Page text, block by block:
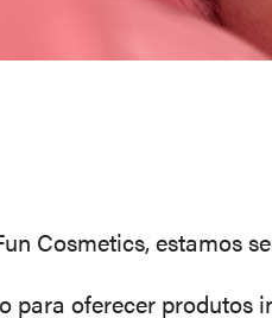
Cosmetics, estamos
para oferecer produtos